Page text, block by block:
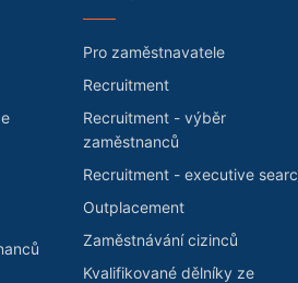
Pro zaměstnavatele
Recruitment
Recruitment - výběr
zaměstnanců
Recruitment - executive
Outplacement
Zaměstnávání cizinců
Kvalifikované dělníky ze